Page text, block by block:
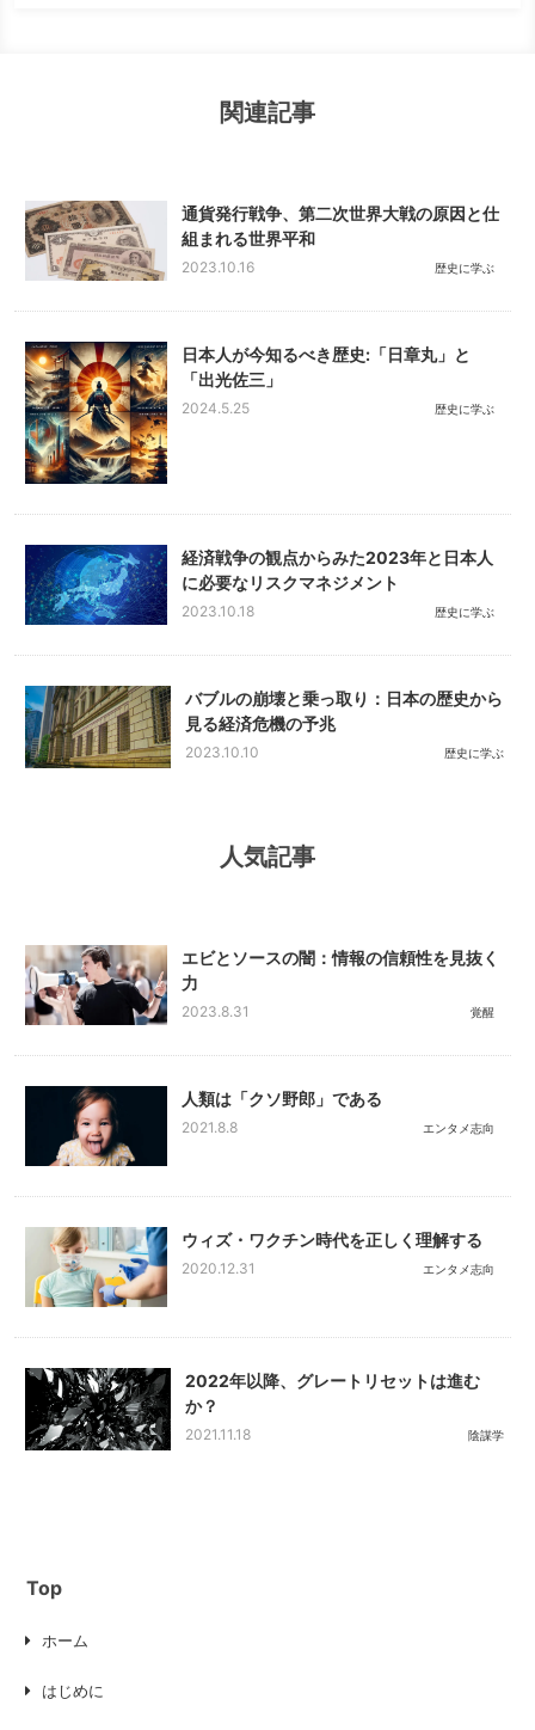
関連記事
通貨発行戦争、第二次世界大戦の原因と仕
組まれる世界平和
2023.10.16 歴史に学ぶ
日本人が今知るべき歴史:「日章丸」と
「出光佐三」
2024.5.25 歴史に学ぶ
経済戦争の観点からみた2023年と日本人
に必要なリスクマネジメント
2023.10.18 歴史に学ぶ
バブルの崩壊と乗っ取り：日本の歴史から
見る経済危機の予兆
2023.10.10 歴史に学ぶ
人気記事
エビとソースの闇：情報の信頼性を見抜く
力
2023.8.31 覚醒
人類は「クソ野郎」である
2021.8.8 エンタメ志向
ウィズ・ワクチン時代を正しく理解する
2020.12.31 エンタメ志向
2022年以降、グレートリセットは進む
か？
2021.11.18 陰謀学
Top
ホーム
はじめに